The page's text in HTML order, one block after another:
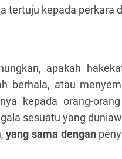
tertuju kepada perkara
apakah
berhala, atau
kepada orang-
sesuatu yang
yang sama dengan